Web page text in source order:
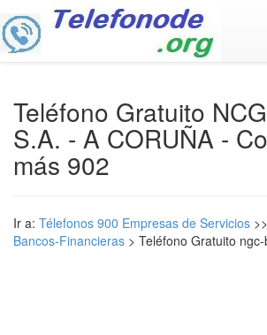
Teléfono Gratuito
S.A. - A CORUÑA -
más 902
Ir a: Télefonos 900 Empresas de Servicios >>
Bancos-Financieras > Teléfono Gratuito